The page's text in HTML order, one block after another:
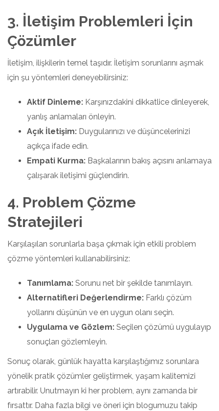
3. İletişim Problemleri İçin
Çözümler
İletişim, ilişkilerin temel taşıdır. İletişim sorunlarını aşmak
için şu yöntemleri deneyebilirsiniz:
Aktif Dinleme: Karşınızdakini dikkatlice dinleyerek,
yanlış anlamaları önleyin.
Açık İletişim: Duygularınızı ve düşüncelerinizi
açıkça ifade edin.
Empati Kurma: Başkalarının bakış açısını anlamaya
çalışarak iletişimi güçlendirin.
4. Problem Çözme
Stratejileri
Karşılaşılan sorunlarla başa çıkmak için etkili problem
çözme yöntemleri kullanabilirsiniz:
Tanımlama: Sorunu net bir şekilde tanımlayın.
Alternatifleri Değerlendirme: Farklı çözüm
yollarını düşünün ve en uygun olanı seçin.
Uygulama ve Gözlem: Seçilen çözümü uygulayıp
sonuçları gözlemleyin.
Sonuç olarak, günlük hayatta karşılaştığımız sorunlara
yönelik pratik çözümler geliştirmek, yaşam kalitemizi
artırabilir. Unutmayın ki her problem, aynı zamanda bir
fırsattır. Daha fazla bilgi ve öneri için blogumuzu takip